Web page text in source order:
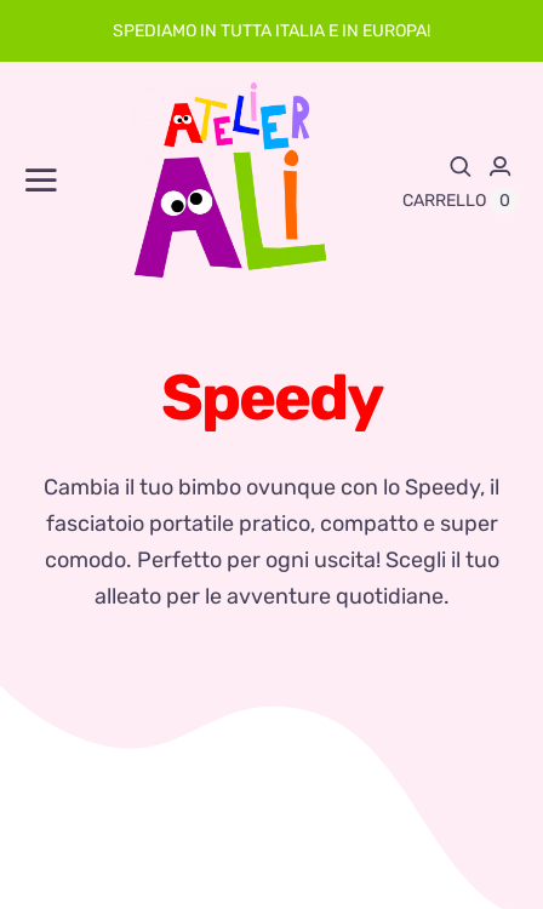
SPEDIAMO IN TUTTA ITALIA E IN EUROPA!
Toggle
Navigation Abbigliamento
Neonato
Sacche
Zaini
CARRELLO 0
Speedy
Cambia il tuo bimbo ovunque con lo Speedy, il
fasciatoio portatile pratico, compatto e super
comodo. Perfetto per ogni uscita! Scegli il tuo
alleato per le avventure quotidiane.